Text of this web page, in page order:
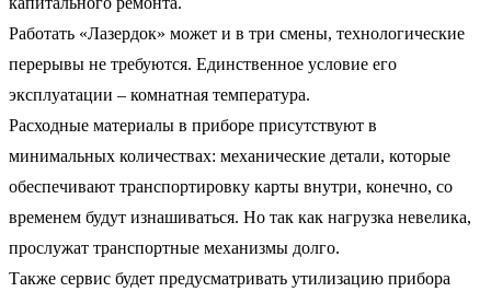
Работать «Лазердок» может и в три смены, технологические
перерывы не требуются. Единственное условие его
эксплуатации – комнатная температура.
Расходные материалы в приборе присутствуют в
минимальных количествах: механические детали, которые
обеспечивают транспортировку карты внутри, конечно, со
временем будут изнашиваться. Но так как нагрузка невелика,
прослужат транспортные механизмы долго.
Также сервис будет предусматривать утилизацию прибора